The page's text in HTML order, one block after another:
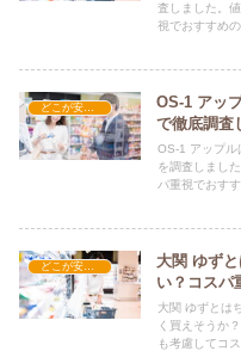
査しました。
視でおすすめ
どこが安い？-飲料・酒・ジュース
OS-1 アッ
で徹底調査
OS-1 アップル
を調査しまし
パ重視でおす
どこが安い？-飲料・酒・ジュース
大関 ゆず
い？コスパ
大関 ゆずとは
く買えそうか
も考慮してコ